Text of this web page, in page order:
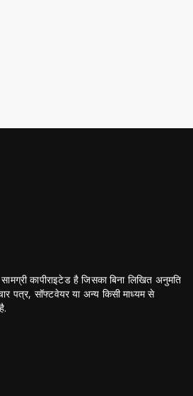
कापीराइटेड है जिसका बिना लिखित अनुमति
पत्र, सॉफ्टवेयर या अन्य किसी माध्यम से